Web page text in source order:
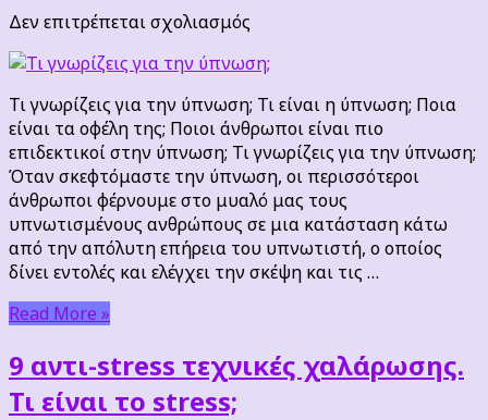
Δεν επιτρέπεται σχολιασμός
γνωρίζεις
για
την
ύπνωση;
Τι γνωρίζεις για την ύπνωση; Τι είναι η ύπνωση; Ποια
είναι τα οφέλη της; Ποιοι άνθρωποι είναι πιο
επιδεκτικοί στην ύπνωση; Τι γνωρίζεις για την ύπνωση;
Όταν σκεφτόμαστε την ύπνωση, οι περισσότεροι
άνθρωποι φέρνουμε στο μυαλό μας τους
υπνωτισμένους ανθρώπους σε μια κατάσταση κάτω
από την απόλυτη επήρεια του υπνωτιστή, ο οποίος
δίνει εντολές και ελέγχει την σκέψη και τις …
Read More »
9 αντι-stress τεχνικές χαλάρωσης.
Τι είναι το stress;